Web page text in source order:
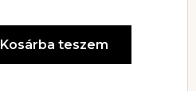
Kosárba teszem